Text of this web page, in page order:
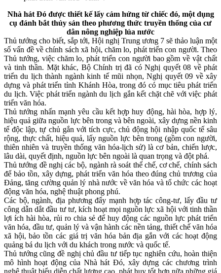
Nhà hát Đó được thiết kế lấy cảm hứng từ chiếc đó, một dụng
cụ đánh bắt thủy sản theo phương thức truyền thống của cư
dân nông nghiệp lúa nước
Thủ tướng cho biết, sắp tới, Hội nghị Trung ương 7 sẽ thảo luận một
số vấn đề về chính sách xã hội, chăm lo, phát triển con người. Theo
Thủ tướng, việc chăm lo, phát triển con người bao gồm về vật chất
và tinh thần. Mặt khác, Bộ Chính trị đã có Nghị quyết 08 về phát
triển du lịch thành ngành kinh tế mũi nhọn, Nghị quyết 09 về xây
dựng và phát triển tỉnh Khánh Hòa, trong đó có mục tiêu phát triển
du lịch. Việc phát triển ngành du lịch gắn kết chặt chẽ với việc phát
triển văn hóa.
Thủ tướng nhấn mạnh yêu cầu kết hợp huy động, hài hòa, hợp lý,
hiệu quả giữa nguồn lực bên trong và bên ngoài, xây dựng nền kinh
tế độc lập, tự chủ gắn với tích cực, chủ động hội nhập quốc tế sâu
rộng, thực chất, hiệu quả, lấy nguồn lực bên trong (gồm con người,
thiên nhiên và truyền thống văn hóa-lịch sử) là cơ bản, chiến lược,
lâu dài, quyết định, nguồn lực bên ngoài là quan trọng và đột phá.
Thủ tướng đề nghị các bộ, ngành rà soát thể chế, cơ chế, chính sách
để bảo tồn, xây dựng, phát triển văn hóa theo đúng chủ trương của
Đảng, tăng cường quản lý nhà nước về văn hóa và tổ chức các hoạt
động văn hóa, nghệ thuật phong phú.
Các bộ, ngành, địa phương đẩy mạnh hợp tác công-tư, lấy đầu tư
công dẫn dắt đầu tư tư, kích hoạt mọi nguồn lực xã hội với tinh thần
lợi ích hài hòa, rủi ro chia sẻ để huy động các nguồn lực phát triển
văn hóa, đầu tư, quản lý và vận hành các nền tảng, thiết chế văn hóa
xã hội, bảo tồn các giá trị văn hóa bản địa gắn với các hoạt động
quảng bá du lịch với du khách trong nước và quốc tế.
Thủ tướng cũng đề nghị chủ đầu tư tiếp tục nghiên cứu, hoàn thiện
mô hình hoạt động của Nhà hát Đó, xây dựng các chương trình